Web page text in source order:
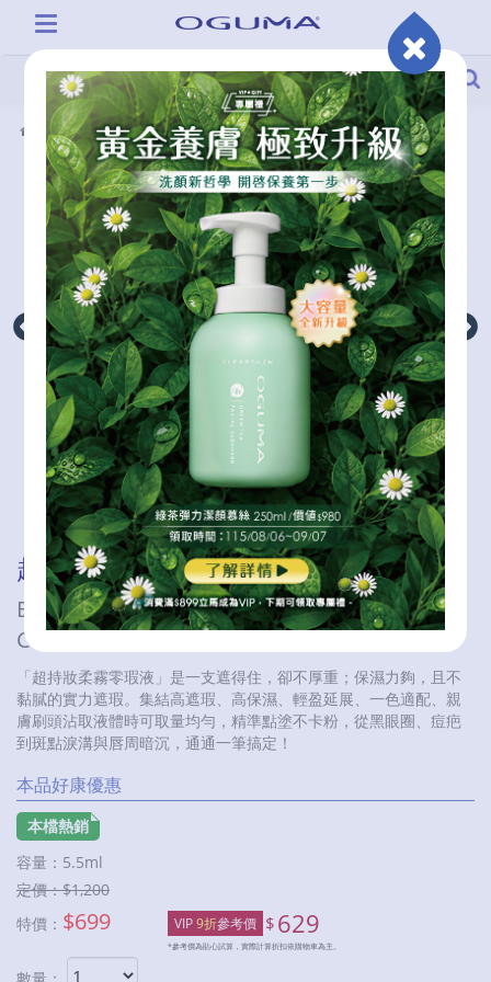
產品系列 超持妝柔霧零瑕液
超持妝柔霧零瑕液
BEAUTYSKIN FLAWLESS VEIL SOFT BLUR
CONCEALER
「超持妝柔霧零瑕液」是一支遮得住，卻不厚重；保濕力夠，且不
黏膩的實力遮瑕。集結高遮瑕、高保濕、輕盈延展、一色適配、親
膚刷頭沾取液體時可取量均勻，精準點塗不卡粉，從黑眼圈、痘疤
到斑點淚溝與唇周暗沉，通通一筆搞定！
本品好康優惠
本檔熱銷
容量： 5.5ml
定價：$1,200
特價： $699 VIP9折參考價 $ 629
*參考價為貼心試算，實際計算折扣依購物車為主。
數量：